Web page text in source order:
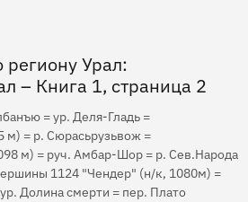
Урал:
– Книга 1, страница 2
= ур. Деля-Гладь =
м) = р. Сюрасьрузьвож =
м) = руч. Амбар-Шор = р. Сев.Народа
1124 "Чендер" (н/к, 1080м) =
Долина смерти = пер. Плато